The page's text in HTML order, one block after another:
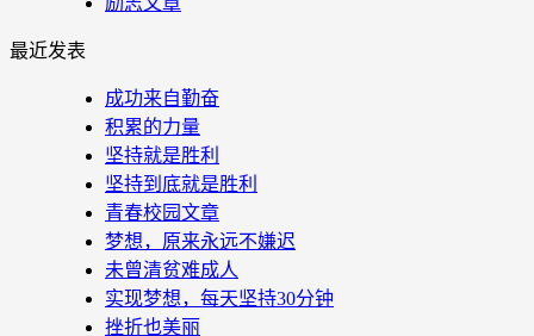
最近发表
成功来自勤奋
积累的力量
坚持就是胜利
坚持到底就是胜利
青春校园文章
梦想，原来永远不嫌迟
未曾清贫难成人
实现梦想，每天坚持30分钟
挫折也美丽